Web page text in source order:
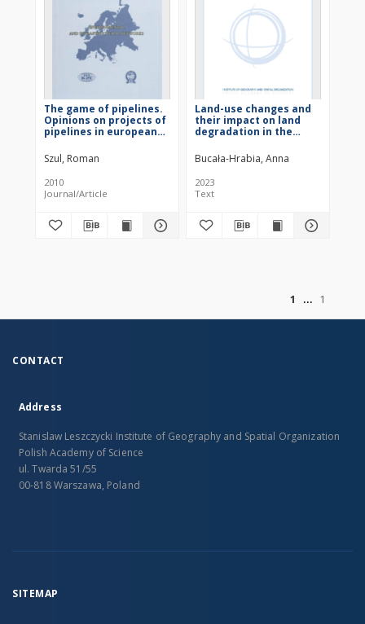
The game of pipelines.
Opinions on projects of
pipelines in european
Szul, Roman
2010
Journal/Article
Land-use changes and
their impact on land
degradation in the
development of the
Polish Western
Carpathians during the
transition to free-
market economics
Bucała-Hrabia, Anna
2023
Text
1
1
CONTACT
Address
Stanislaw Leszczycki Institute of Geography and Spatial Organization
Polish Academy of Science
ul. Twarda 51/55
00-818 Warszawa, Poland
SITEMAP